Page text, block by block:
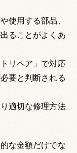
使用する部品、
ることがよくあ
リペア」で対応
必要と判断される
適切な修理方法
な金額だけでな